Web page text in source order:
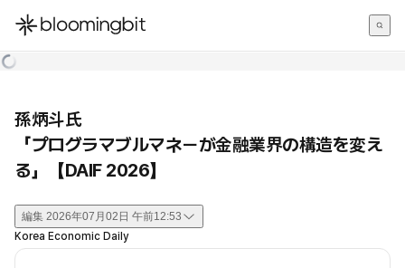
한국어
孫炳斗氏
「プログラマブルマネーが金融業界の構造を変え
る」【DAIF 2026】
編集 2026年07月02日 午前12:53
Korea Economic Daily